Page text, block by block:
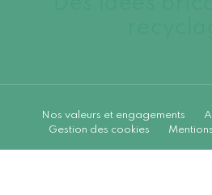
Nos valeurs et engagements
Gestion des cookies